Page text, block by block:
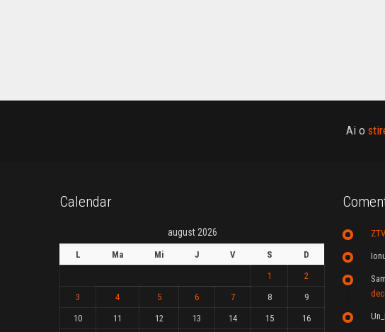
Ai o
Calendar
august 2026
L Ma Mi J V S
D
1
2
3
4 5 6 7 8
9
10
11 12 13 14 15 16
ZTV
Sam